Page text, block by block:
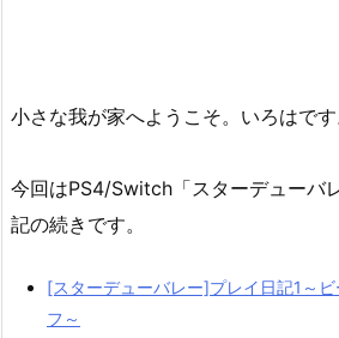
小さな我が家へようこそ。いろはです
今回はPS4/Switch「スターデューバ
記の続きです。
[スターデューバレー]プレイ日記1～
フ～